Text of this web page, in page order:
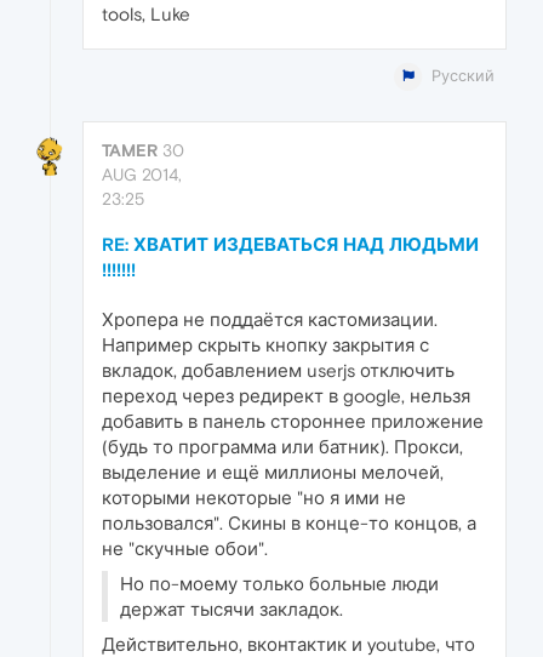
tools, Luke
Русский
TAMER 30
AUG 2014,
23:25
RE: ХВАТИТ ИЗДЕВАТЬСЯ НАД ЛЮДЬМИ
!!!!!!!
Хропера не поддаётся кастомизации.
Например скрыть кнопку закрытия с
вкладок, добавлением userjs отключить
переход через редирект в google, нельзя
добавить в панель стороннее приложение
(будь то программа или батник). Прокси,
выделение и ещё миллионы мелочей,
которыми некоторые "но я ими не
пользовался". Скины в конце-то концов, а
не "скучные обои".
Но по-моему только больные люди
держат тысячи закладок.
Действительно, вконтактик и youtube, что